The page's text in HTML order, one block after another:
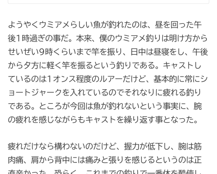
ようやくウミアメらしい魚が釣れたのは、昼を回った午
後1時過ぎの事だ。本来、僕のウミアメ釣りは明け方から
せいぜい9時くらいまで竿を振り、日中は昼寝をし、午後
から夕方に軽く竿を振るという釣りである。キャストし
ているのは1オンス程度のルアーだけど、基本的に常にシ
ョートジャークを入れているのでそれなりに疲れる釣り
である。ところが今回は魚が釣れないという事実に、腕
の疲れを感じながらもキャストを繰り返す事となった。
疲れだけなら構わないのだけど、握力が低下し、腕は筋
肉痛、肩から背中には痛みと張りを感じるというのは正